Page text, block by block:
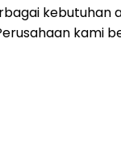
kebutuhan
kami